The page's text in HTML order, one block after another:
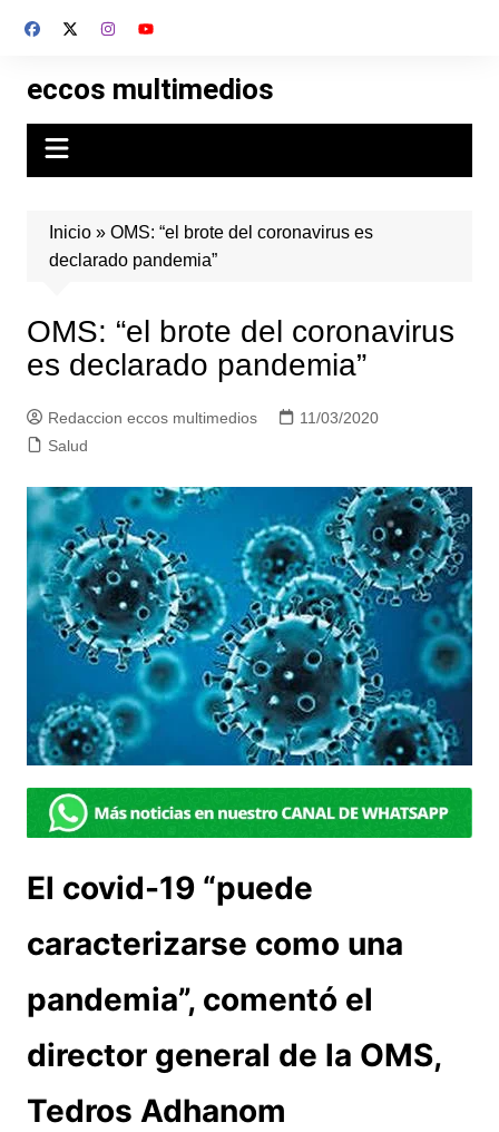
eccos multimedios
Inicio» OMS: “el brote del coronavirus es
declarado pandemia”
OMS: “el brote del coronavirus
es declarado pandemia”
Redaccion eccos multimedios
11/03/2020
Salud
El covid-19 “puede
caracterizarse como una
pandemia”, comentó el
director general de la OMS,
Tedros Adhanom